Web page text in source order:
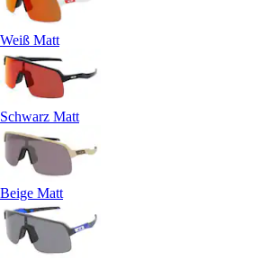
Weiß Matt
Schwarz Matt
Beige Matt